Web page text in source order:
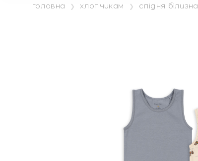
головна хлопчикам спідня білизна